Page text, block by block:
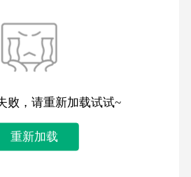
败，请重新加载试试~
重新加载